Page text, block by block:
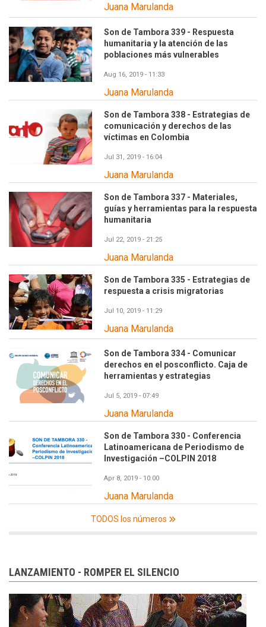
Juana Marulanda
Son de Tambora 339 - Respuesta
humanitaria y la atención de las
poblaciones más vulnerables
Aug 16, 2019 - 11:33
Juana Marulanda
Son de Tambora 338 - Estrategias de
comunicación y derechos de las
víctimas en Colombia
Jul 31, 2019 - 16:04
Juana Marulanda
Son de Tambora 337 - Materiales,
guías y herramientas para la respuesta
humanitaria
Jul 22, 2019 - 21:25
Juana Marulanda
Son de Tambora 335 - Estrategias de
respuesta a crisis migratorias
Jul 10, 2019 - 11:29
Juana Marulanda
Son de Tambora 334 - Comunicar
derechos en el posconflicto. Caja de
herramientas y estrategias
Jul 5, 2019 - 07:49
Juana Marulanda
Son de Tambora 330 - Conferencia
Latinoamericana de Periodismo de
Investigación –COLPIN 2018
Apr 8, 2019 - 10:00
Juana Marulanda
TODOS los números
LANZAMIENTO - ROMPER EL SILENCIO